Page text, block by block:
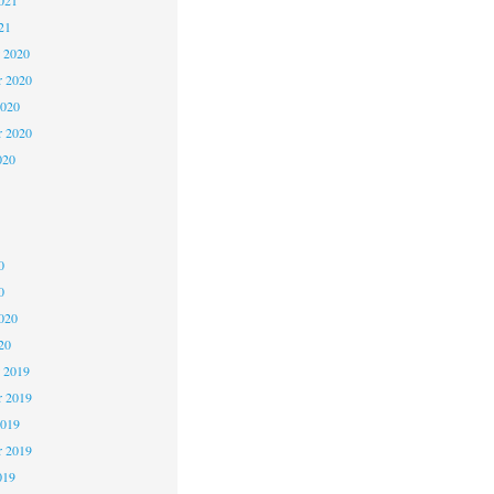
2020
2020
2020
2019
2019
2019